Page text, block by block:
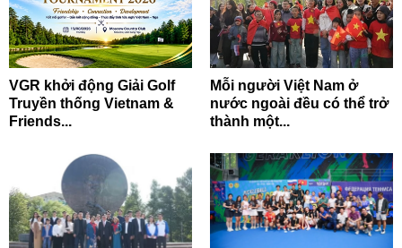
VGR khởi động Giải Golf
Truyền thống Vietnam &
Friends...
Mỗi người Việt Nam ở
nước ngoài đều có thể trở
thành một...